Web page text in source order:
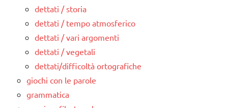
dettati / storia
dettati / tempo atmosferico
dettati / vari argomenti
dettati / vegetali
dettati/difficoltà ortografiche
giochi con le parole
grammatica